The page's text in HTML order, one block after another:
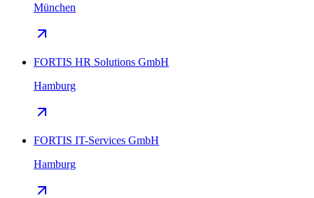
München
FORTIS HR Solutions GmbH
Hamburg
FORTIS IT-Services GmbH
Hamburg